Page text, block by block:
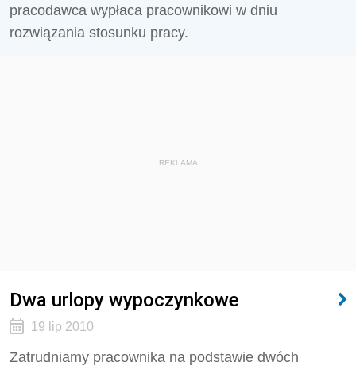
pracodawca wypłaca pracownikowi w dniu
rozwiązania stosunku pracy.
REKLAMA
Dwa urlopy wypoczynkowe
19 lip 2010
Zatrudniamy pracownika na podstawie dwóch